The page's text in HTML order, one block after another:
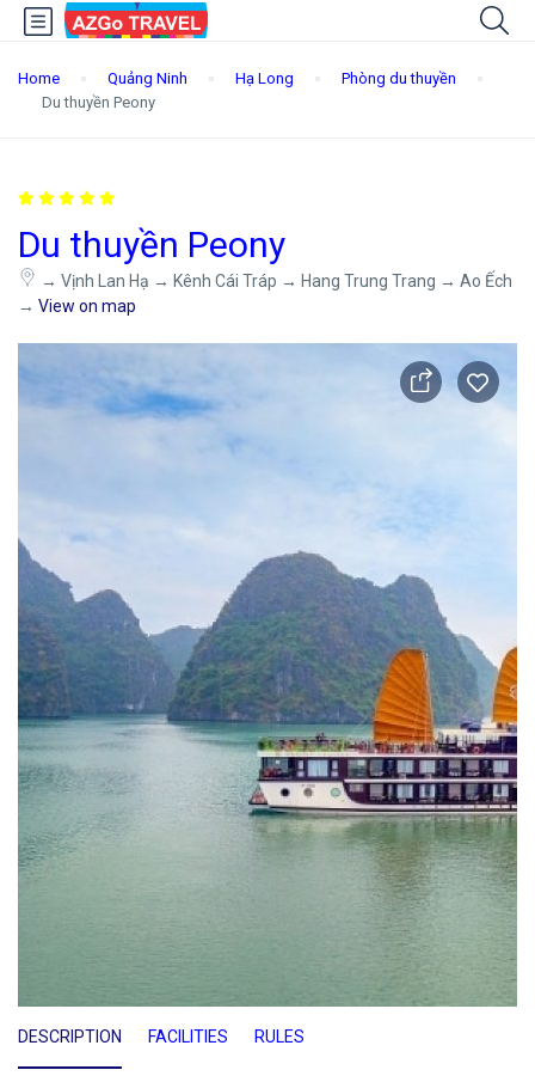
Home Quảng Ninh Hạ Long
Phòng du thuyền
Du thuyền Peony
Du thuyền Peony
→ Vịnh Lan Hạ → Kênh Cái Tráp → Hang Trung Trang → Ao Ếch
→ View on map
DESCRIPTION FACILITIES RULES